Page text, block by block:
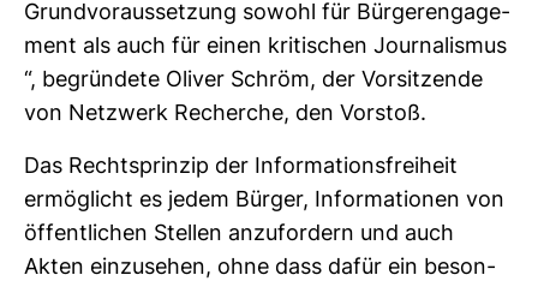
Grund­vor­aus­set­zung sowohl für Bür­ger­en­ga­ge­
ment als auch für einen kri­ti­schen Jour­na­lismus
“, begrün­dete Oliver Schröm, der Vor­sit­zende
von Netz­werk Recherche, den Vor­stoß.
Das Rechts­prinzip der Infor­ma­ti­ons­frei­heit
ermög­licht es jedem Bürger, Infor­ma­tionen von
öffent­li­chen Stellen anzu­for­dern und auch
Akten ein­zu­sehen, ohne dass dafür ein beson­